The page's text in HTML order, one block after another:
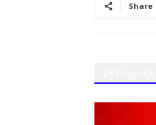
Share